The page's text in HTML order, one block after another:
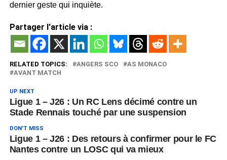
dernier geste qui inquiète.
Partager l'article via :
RELATED TOPICS: ANGERS SCO
AS MONACO
AVANT MATCH
UP NEXT
Ligue 1 – J26 : Un RC Lens décimé contre un
Stade Rennais touché par une suspension
DON'T MISS
Ligue 1 – J26 : Des retours à confirmer pour le FC
Nantes contre un LOSC qui va mieux